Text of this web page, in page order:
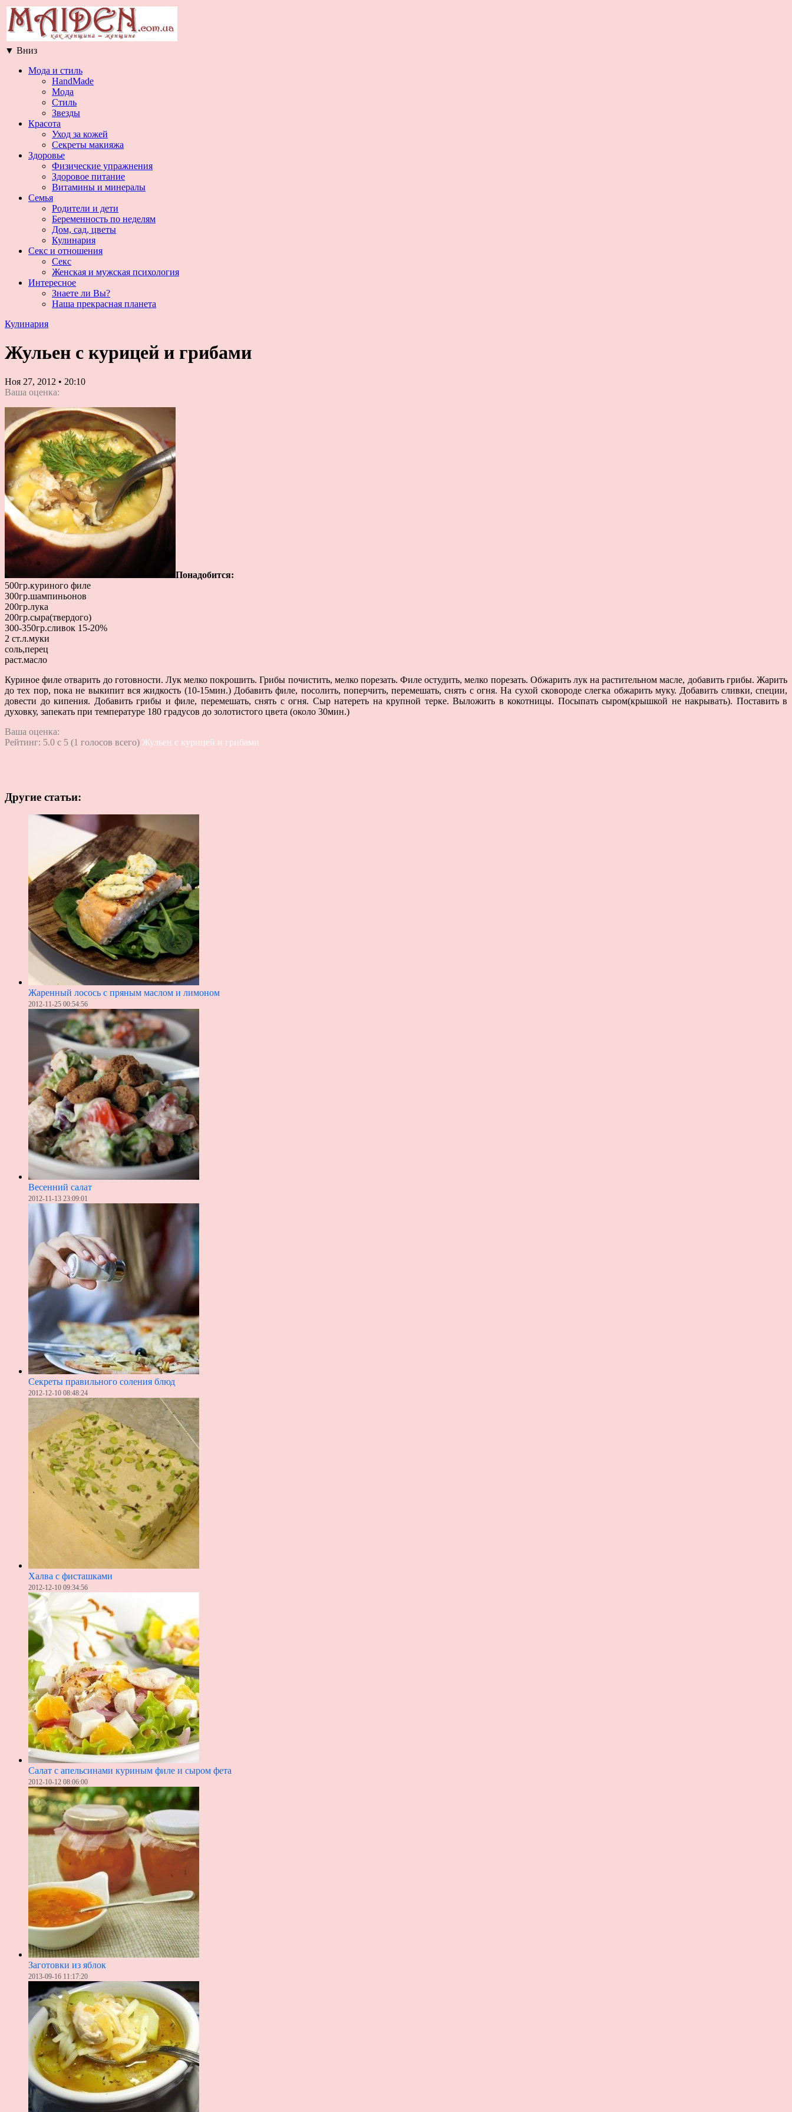
▼ Вниз
Мода и стиль
HandMade
Мода
Стиль
Звезды
Красота
Уход за кожей
Секреты макияжа
Здоровье
Физические упражнения
Здоровое питание
Витамины и минералы
Семья
Родители и дети
Беременность по неделям
Дом, сад, цветы
Кулинария
Секс и отношения
Секс
Женская и мужская психология
Интересное
Знаете ли Вы?
Наша прекрасная планета
Кулинария
Жульен с курицей и грибами
Ноя 27, 2012 • 20:10
Ваша оценка:
Понадобится:
500гр.куриного филе
300гр.шампиньонов
200гр.лука
200гр.сыра(твердого)
300-350гр.сливок 15-20%
2 ст.л.муки
соль,перец
раст.масло
Куриное филе отварить до готовности. Лук мелко покрошить. Грибы почистить, мелко порезать. Филе остудить, мелко порезать. Обжарить лук на растительном масле, добавить грибы. Жарить
до тех пор, пока не выкипит вся жидкость (10-15мин.) Добавить филе, посолить, поперчить, перемешать, снять с огня. На сухой сковороде слегка обжарить муку. Добавить сливки, специи,
довести до кипения. Добавить грибы и филе, перемешать, снять с огня. Сыр натереть на крупной терке. Выложить в кокотницы. Посыпать сыром(крышкой не накрывать). Поставить в
духовку, запекать при температуре 180 градусов до золотистого цвета (около 30мин.)
Ваша оценка:
Рейтинг: 5.0 c 5 (1 голосов всего) Жульен с курицей и грибами
Другие статьи:
Жаренный лосось с пряным маслом и лимоном
2012-11-25 00:54:56
Весенний салат
2012-11-13 23:09:01
Секреты правильного соления блюд
2012-12-10 08:48:24
Халва с фисташками
2012-12-10 09:34:56
Салат с апельсинами куриным филе и сыром фета
2012-10-12 08:06:00
Заготовки из яблок
2013-09-16 11:17:20